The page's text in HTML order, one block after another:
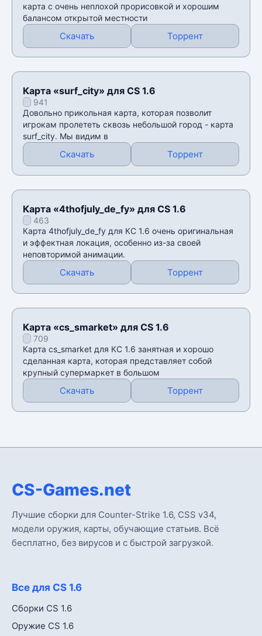
карта с очень неплохой прорисовкой и хорошим
балансом открытой местности
Скачать Торрент
Карта «surf_city» для CS 1.6
941
Довольно прикольная карта, которая позволит
игрокам пролететь сквозь небольшой город - карта
surf_city. Мы видим в
Скачать Торрент
Карта «4thofjuly_de_fy» для CS 1.6
463
Карта 4thofjuly_de_fy для КС 1.6 очень оригинальная
и эффектная локация, особенно из-за своей
неповторимой анимации.
Скачать Торрент
Карта «cs_smarket» для CS 1.6
709
Карта cs_smarket для КС 1.6 занятная и хорошо
сделанная карта, которая представляет собой
крупный супермаркет в большом
Скачать Торрент
CS-Games.net
Лучшие сборки для Counter-Strike 1.6, CSS v34,
модели оружия, карты, обучающие статьив. Всё
бесплатно, без вирусов и с быстрой загрузкой.
Все для CS 1.6
Сборки CS 1.6
Оружие CS 1.6